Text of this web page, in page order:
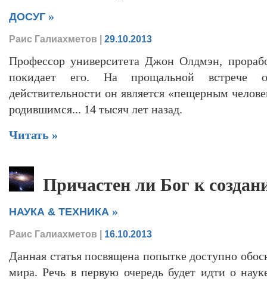
ДОСУГ »
Раис Галиахметов | 29.10.2013
Профессор университета Джон Олдмэн,
покидает его. На прощальной встрече
действительности он является «пещерным
родившимся... 14 тысяч лет назад.
Читать »
Причастен ли Бог к
НАУКА & ТЕХНИКА »
Раис Галиахметов | 16.10.2013
Данная статья посвящена попытке доступно
мира. Речь в первую очередь будет идти о